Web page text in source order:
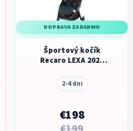
DOPRAVA ZADARMO
Športový kočík
Recaro LEXA 2026
2-4 dni
€198